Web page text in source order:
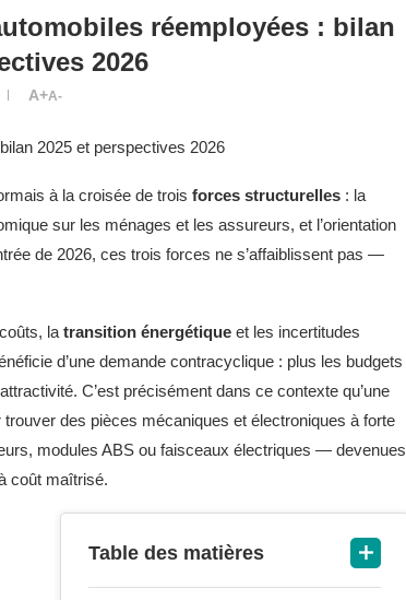
réemployées : bilan
2026
A+A-
2025 et perspectives 2026
à la croisée de trois forces structurelles : la
sur les ménages et les assureurs, et l’orientation
de 2026, ces trois forces ne s’affaiblissent pas —
la transition énergétique et les incertitudes
d’une demande contracyclique : plus les budgets
C’est précisément dans ce contexte qu’une
trouver des pièces mécaniques et électroniques à forte
modules ABS ou faisceaux électriques — devenues
coût maîtrisé.
Table des matières